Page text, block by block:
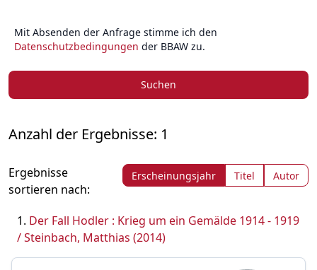
Mit Absenden der Anfrage stimme ich den
Datenschutzbedingungen der BBAW zu.
Suchen
Anzahl der Ergebnisse: 1
Ergebnisse
sortieren nach:
Erscheinungsjahr Titel Autor
Der Fall Hodler : Krieg um ein Gemälde 1914 - 1919
/ Steinbach, Matthias (2014)